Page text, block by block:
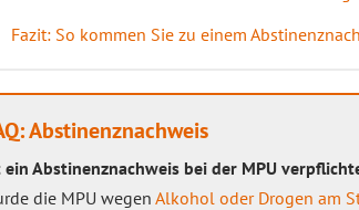
Fazit: So kommen Sie zu einem
Abstinenznachweis
ein Abstinenznachweis bei der MPU
die MPU wegenAlkohol oder Drogen am